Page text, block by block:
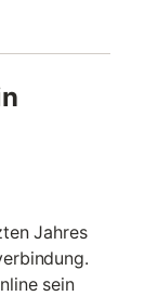
Jahres
sein